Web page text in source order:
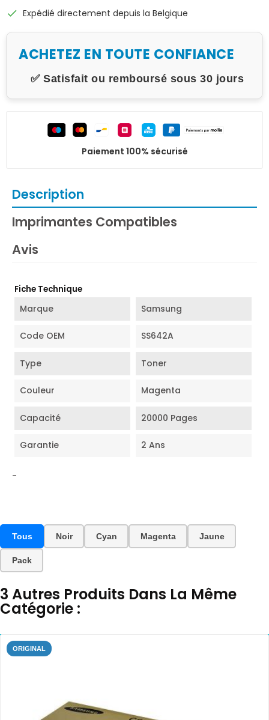
check Expédié directement depuis la Belgique
ACHETEZ EN TOUTE CONFIANCE
✅ Satisfait ou remboursé sous 30 jours
Paiement 100% sécurisé
Description
Imprimantes Compatibles
Avis
Fiche Technique
Marque Samsung
Code OEM SS642A
Type Toner
Couleur Magenta
Capacité 20000 Pages
Garantie 2 Ans
-
Tous Noir Cyan Magenta Jaune
Pack
3 Autres Produits Dans La Même
Catégorie :
ORIGINAL